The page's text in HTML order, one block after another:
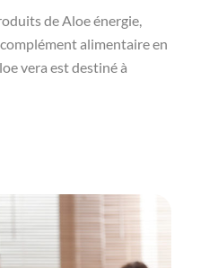
de Aloe énergie,
alimentaire en
vera est destiné à